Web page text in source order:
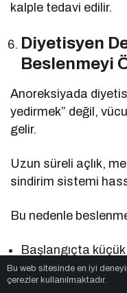
kalple tedavi edilir.
Diyetisyen
Beslenmeyi
Anoreksiyada
yedirmek” değil,
gelir.
Uzun süreli açlık,
sindirim sistemi
Bu nedenle
Başlangıçta
Vücut yeniden
Bu web sitesinde en iyi
çerezler kullanılmaktadır.